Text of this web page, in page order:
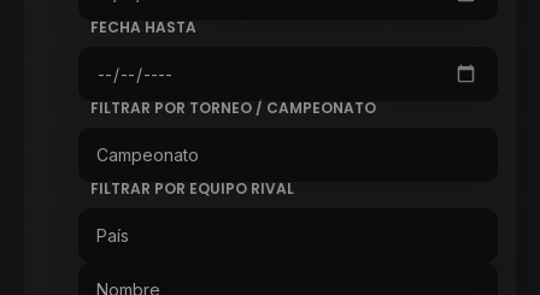
FECHA HASTA
FILTRAR POR TORNEO / CAMPEONATO
FILTRAR POR EQUIPO RIVAL